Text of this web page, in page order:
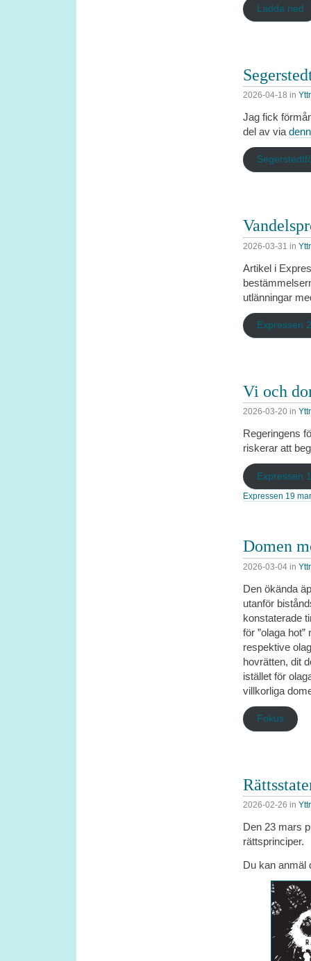
Ladda ned
2026-04-18 in
Jag fick
del av via
2026-03-31 in
Artikel i
utlänningar
Expressen
Vi och
2026-03-20 in
Regeringens
riskerar att
Expressen
Expressen 19
Domen
2026-03-04 in
Den ökända
utanför
konstaterade
för ”olaga
respektive
hovrätten, dit
istället för
villkorliga
Fokus
2026-02-26 in
Den 23 mars
rättsprinciper.
Du kan anmäl